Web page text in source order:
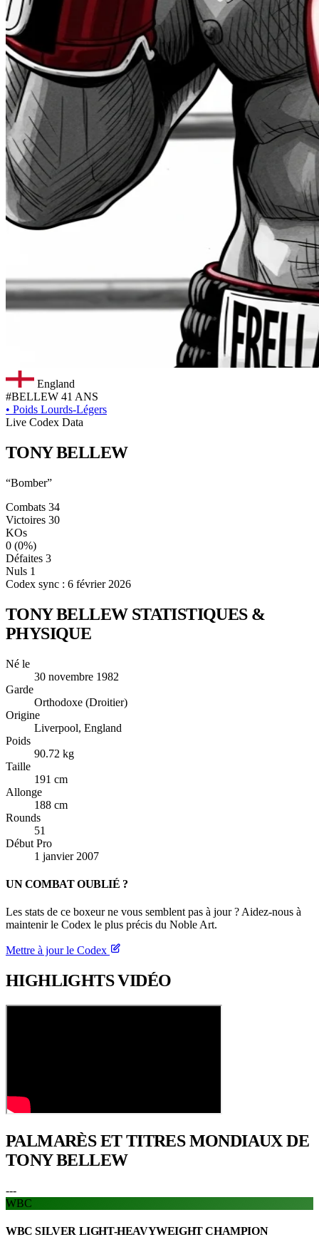
England
#BELLEW 41 ANS
• Poids Lourds-Légers
Live Codex Data
TONYBELLEW
“Bomber”
Combats 34
Victoires 30
KOs
0 (0%)
Défaites 3
Nuls 1
Codex sync : 6 février 2026
TONY BELLEW STATISTIQUES &
PHYSIQUE
Né le
30 novembre 1982
Garde
Orthodoxe (Droitier)
Origine
Liverpool, England
Poids
90.72 kg
Taille
191 cm
Allonge
188 cm
Rounds
51
Début Pro
1 janvier 2007
UN COMBAT OUBLIÉ ?
Les stats de ce boxeur ne vous semblent pas à jour ? Aidez-nous à
maintenir le Codex le plus précis du Noble Art.
Mettre à jour le Codex
HIGHLIGHTSVIDÉO
PALMARÈS ET TITRESMONDIAUX DE
TONY BELLEW
---
WBC
WBC SILVER LIGHT-HEAVYWEIGHT CHAMPION